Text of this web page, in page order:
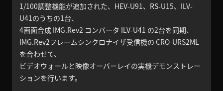
1/100調整機能が追加された、HEV-U91、RS-U15、ILV-
U41のうちの1台、
4画面合成 IMG.Rev2 コンバータ ILV-U41 の2台を同期、
IMG.Rev2フレームシンクロナイザ受信機の CRO-URS2ML
を合わせて、
ビデオウォールと映像オーバーレイの実機デモンストレー
ションを行います。